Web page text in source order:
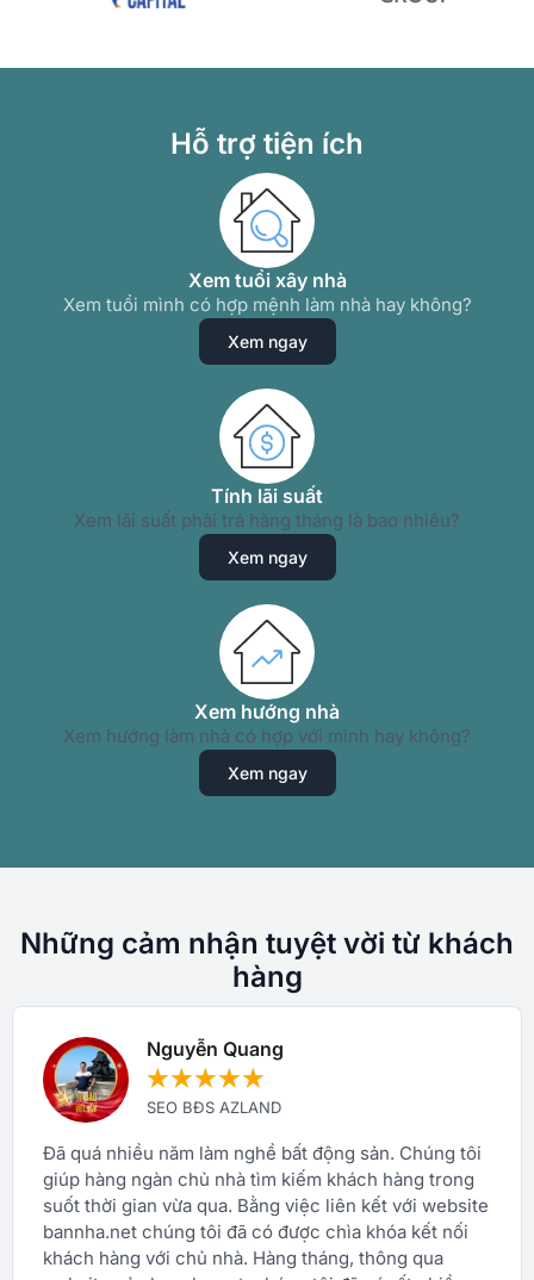
Hỗ trợ tiện ích
Xem tuổi xây nhà
Xem tuổi mình có hợp mệnh làm nhà hay không?
Xem ngay
Tính lãi suất
Xem lãi suất phải trả hàng tháng là bao nhiêu?
Xem ngay
Xem hướng nhà
Xem hướng làm nhà có hợp với mình hay không?
Xem ngay
Những cảm nhận tuyệt vời từ khách
hàng
Nguyễn Quang
★★★★★
SEO BĐS AZLAND
Đã quá nhiều năm làm nghề bất động sản. Chúng tôi
giúp hàng ngàn chủ nhà tìm kiếm khách hàng trong
suốt thời gian vừa qua. Bằng việc liên kết với website
bannha.net chúng tôi đã có được chìa khóa kết nối
khách hàng với chủ nhà. Hàng tháng, thông qua